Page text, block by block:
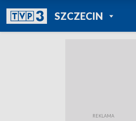
SZCZECINPOWRÓT DO
TVP REGIONY